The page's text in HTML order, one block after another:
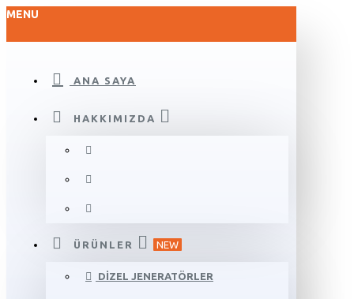
MENU
ANA SAYA
HAKKIMIZDA
ÜRÜNLER NEW
DIZEL JENERATÖRLER